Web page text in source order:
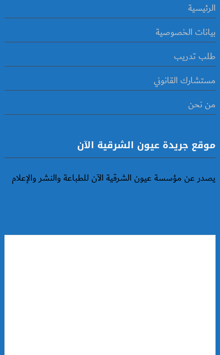
الرئيسية
بيانات الخصوصية
طلب تدريب
مستشارك القانوني
من نحن
موقع جريدة عيون الشرقية الآن
يصدر عن مؤسسة عيون الشرقية الآن للطباعة والنشر والإعلام